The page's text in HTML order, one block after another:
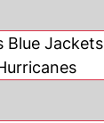
Blue Jackets